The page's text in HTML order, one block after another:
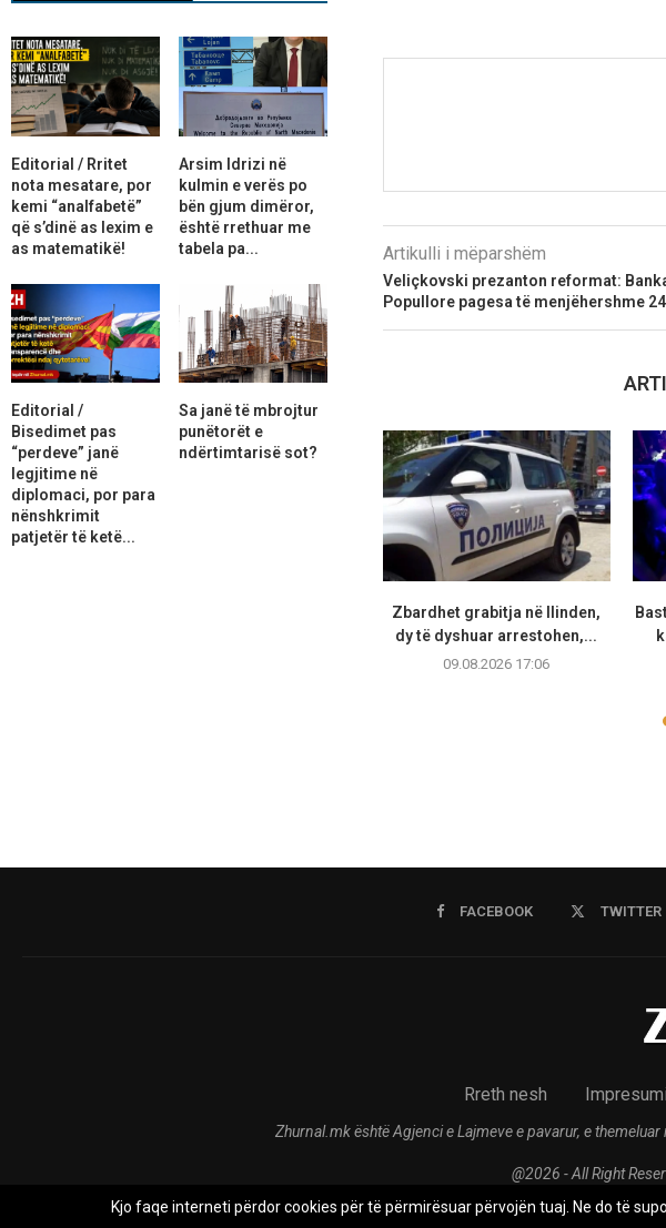
Artikulli i mëparshëm
Veliçkovski prezanton reformat:
Popullore pagesa të menjëhershme
Zbardhet grabitja në Ilinden,
dy të dyshuar arrestohen,...
09.08.2026 17:06
Editorial / Rritet
nota mesatare, por
kemi “analfabetë”
që s’dinë as lexim e
as matematikë!
Arsim Idrizi në
kulmin e verës po
bën gjum dimëror,
është rrethuar me
tabela pa...
Editorial /
Bisedimet pas
“perdeve” janë
legjitime në
diplomaci, por para
nënshkrimit
patjetër të ketë...
Sa janë të mbrojtur
punëtorët e
ndërtimtarisë sot?
FACEBOOK TWITTER
Rreth nesh Impresumi
Zhurnal.mk është Agjenci e Lajmeve e pavarur, e
@2026 - All Right
Kjo faqe interneti përdor cookies për të përmirësuar përvojën tuaj. Ne do të